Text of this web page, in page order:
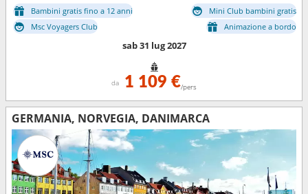
Bambini gratis fino a 12 anni
Mini Club bambini gratis
Msc Voyagers Club
Animazione a bordo
sab 31 lug 2027
da 1 109 €/pers
GERMANIA, NORVEGIA, DANIMARCA